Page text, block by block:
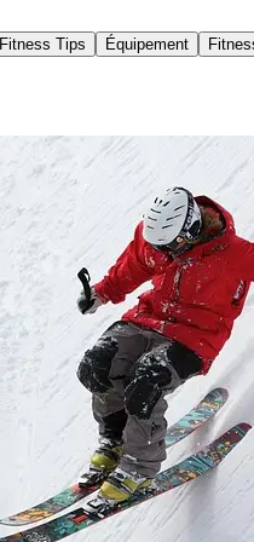
Fitness Tips Équipement